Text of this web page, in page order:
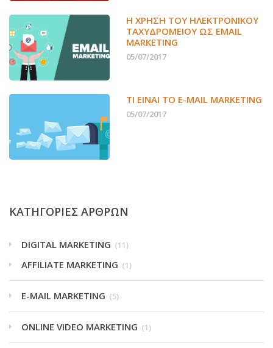
Η ΧΡΉΣΗ ΤΟΥ ΗΛΕΚΤΡΟΝΙΚΟΎ
ΤΑΧΥΔΡΟΜΕΊΟΥ ΩΣ EMAIL
MARKETING
05/07/2017
ΤΙ ΕΊΝΑΙ ΤΟ E-MAIL MARKETING
05/07/2017
ΚΑΤΗΓΟΡΙΕΣ ΑΡΘΡΩΝ
DIGITAL MARKETING (11)
AFFILIATE MARKETING (1)
E-MAIL MARKETING (5)
ONLINE VIDEO MARKETING (1)